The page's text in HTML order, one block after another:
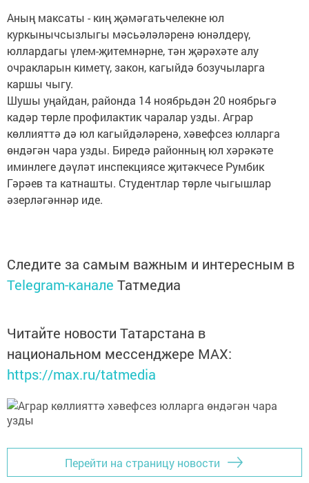
Аның максаты - киң җәмәгатьчелекне юл
куркынычсызлыгы мәсьәләләренә юнәлдерү,
юллардагы үлем-җитемнәрне, тән җәрәхәте алу
очракларын киметү, закон, кагыйдә бозучыларга
каршы чыгу.
Шушы уңайдан, районда 14 ноябрьдән 20 ноябрьгә
кадәр төрле профилактик чаралар узды. Аграр
көллияттә дә юл кагыйдәләренә, хәвефсез юлларга
өндәгән чара узды. Биредә районның юл хәрәкәте
иминлеге дәүләт инспекциясе җитәкчесе Румбик
Гәрәев та катнашты. Студентлар төрле чыгышлар
әзерләгәннәр иде.
Следите за самым важным и интересным в
Telegram-канале Татмедиа
Читайте новости Татарстана в
национальном мессенджере MАХ:
https://max.ru/tatmedia
Перейти на страницу новости